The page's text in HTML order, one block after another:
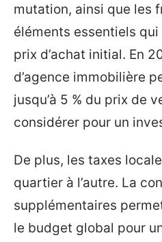
mutation, ainsi que les
éléments essentiels qui
prix d’achat initial. En
d’agence immobilière
jusqu’à 5 % du prix de
considérer pour un
De plus, les taxes
quartier à l’autre. La
supplémentaires
le budget global pour